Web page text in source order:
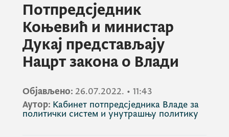
Потпредсједник
Коњевић и министар
Дукај представљају
Нацрт закона о Влади
Објављено: 26.07.2022. • 11:43
Аутор: Кабинет потпредсједника Владе за
политички систем и унутрашњу политику